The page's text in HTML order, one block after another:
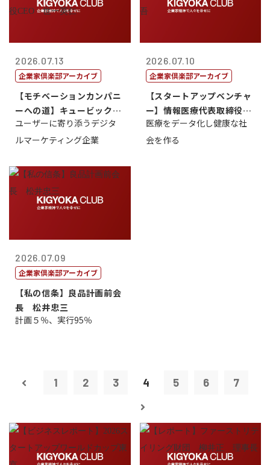
2026.07.13
企業家倶楽部アーカイブ
【モチベーションカンパニ
ーへの道】キュービック代
表取締役CE...
ユーザーに寄り添うデジタ
ルマーケティング企業
2026.07.10
企業家倶楽部アーカイブ
【スタートアップベンチャ
ー】情報医療代表取締役
原 聖吾
医療をデータ化し健康な社
会を作る
2026.07.09
企業家倶楽部アーカイブ
【私の信条】良品計画前会
長 松井忠三
計画５％、実行95％
1 2 3 4 5 6 7